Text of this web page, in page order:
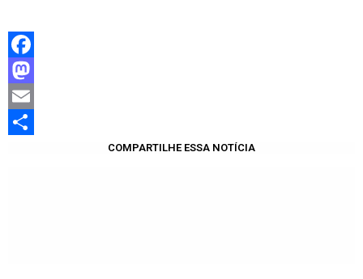
Facebook
Mastodon
Email
COMPARTILHE ESSA NOTÍCIA